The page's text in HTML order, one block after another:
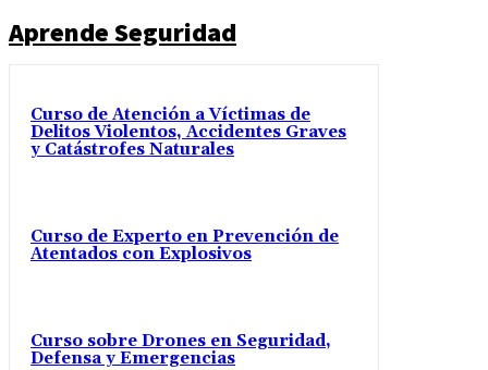
Aprende Seguridad
Curso de Atención a Víctimas de
Delitos Violentos, Accidentes Graves
y Catástrofes Naturales
Curso de Experto en Prevención de
Atentados con Explosivos
Curso sobre Drones en Seguridad,
Defensa y Emergencias